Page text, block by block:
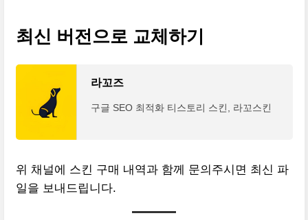
최신 버전으로 교체하기
라꼬즈
구글 SEO 최적화 티스토리 스킨, 라꼬스킨
위 채널에 스킨 구매 내역과 함께 문의주시면 최신 파
일을 보내드립니다.